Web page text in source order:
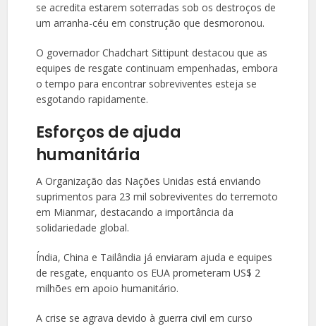
se acredita estarem soterradas sob os destroços de
um arranha-céu em construção que desmoronou.
O governador Chadchart Sittipunt destacou que as
equipes de resgate continuam empenhadas, embora
o tempo para encontrar sobreviventes esteja se
esgotando rapidamente.
Esforços de ajuda
humanitária
A Organização das Nações Unidas está enviando
suprimentos para 23 mil sobreviventes do terremoto
em Mianmar, destacando a importância da
solidariedade global.
Índia, China e Tailândia já enviaram ajuda e equipes
de resgate, enquanto os EUA prometeram US$ 2
milhões em apoio humanitário.
A crise se agrava devido à guerra civil em curso